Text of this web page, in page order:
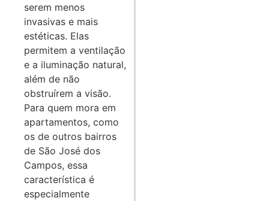
serem menos
invasivas e mais
estéticas. Elas
permitem a ventilação
e a iluminação natural,
além de não
obstruírem a visão.
Para quem mora em
apartamentos, como
os de outros bairros
de São José dos
Campos, essa
característica é
especialmente